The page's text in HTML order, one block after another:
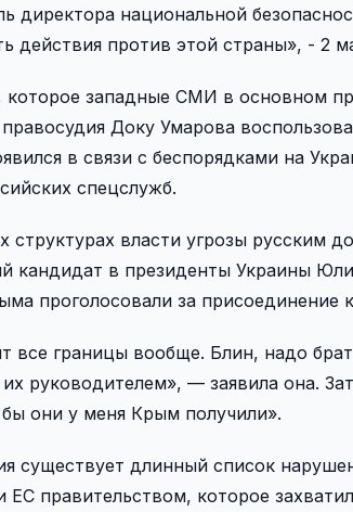
директора национальной
действия против этой страны», - 2
которое западные СМИ в основном
Доку Умарова
в связи с беспорядками на
спецслужб.
структурах власти угрозы
кандидат в президенты Украины
проголосовали за присоединение
все границы вообще. Блин, надо
руководителем», — заявила она.
они у меня Крым получили».
существует длинный список
правительством, которое